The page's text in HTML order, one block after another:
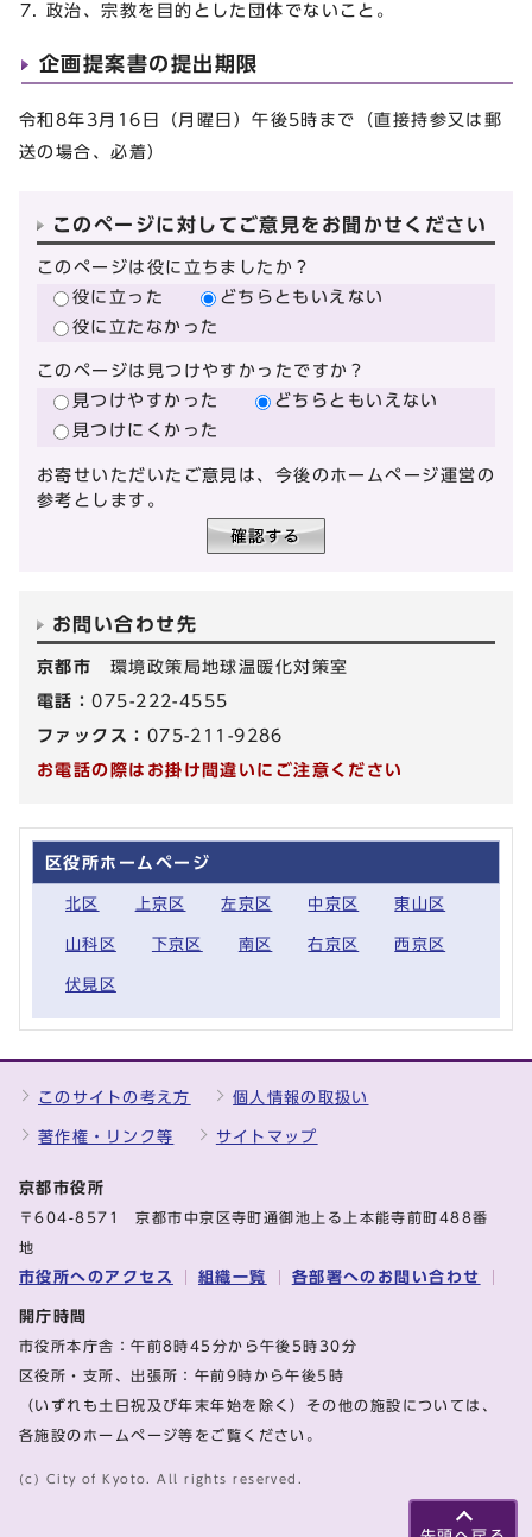
政治、宗教を目的とした団体でないこと。
企画提案書の提出期限
令和8年3月16日（月曜日）午後5時まで（直接持参又は郵
送の場合、必着）
このページに対してご意見をお聞かせください
このページは役に立ちましたか？
役に立った
どちらともいえない
役に立たなかった
このページは見つけやすかったですか？
見つけやすかった
どちらともいえない
見つけにくかった
お寄せいただいたご意見は、今後のホームページ運営の
参考とします。
お問い合わせ先
京都市 環境政策局地球温暖化対策室
電話：075-222-4555
ファックス： 075-211-9286
お電話の際はお掛け間違いにご注意ください
区役所ホームページ
北区 上京区 左京区 中京区 東山区
山科区 下京区 南区 右京区 西京区
伏見区
このサイトの考え方 個人情報の取扱い
著作権・リンク等 サイトマップ
京都市役所
〒604-8571 京都市中京区寺町通御池上る上本能寺前町488番
地
市役所へのアクセス 組織一覧 各部署へのお問い合わせ
開庁時間
市役所本庁舎：午前8時45分から午後5時30分
区役所・支所、出張所：午前9時から午後5時
（いずれも土日祝及び年末年始を除く）その他の施設については、
各施設のホームページ等をご覧ください。
(c) City of Kyoto. All rights reserved.